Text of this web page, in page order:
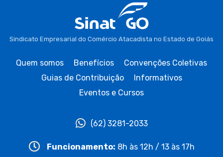
Sindicato Empresarial do Comércio Atacadista no Estado de Goiás
Quem somos Benefícios
Convenções Coletivas
Guias de Contribuição
Informativos
Eventos e Cursos
(62) 3281-2033
Funcionamento: 8h às 12h / 13 às 17h